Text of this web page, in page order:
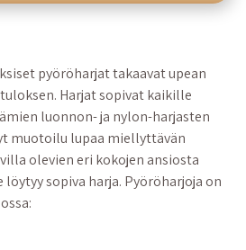
pyöröharjat takaavat upean
Harjat sopivat kaikille
luonnon- ja nylon-harjasten
muotoilu lupaa miellyttävän
olevien eri kokojen ansiosta
sopiva harja. Pyöröharjoja on